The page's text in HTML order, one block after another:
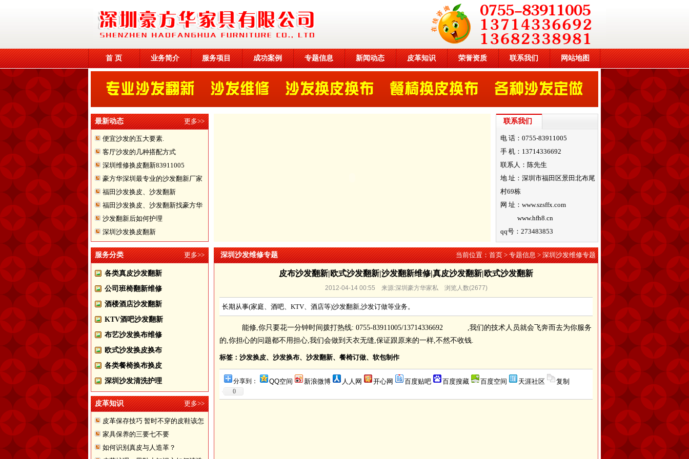
首 页 业务简介 服务项目 成功案例 专题信息 新闻动态 皮革知识 荣誉资质 联系我们 网站地图
最新动态 更多>>
便宜沙发的五大要素.
客厅沙发的几种搭配方式
深圳维修换皮翻新83911005
豪方华深圳最专业的沙发翻新厂家
福田沙发换皮、沙发翻新
福田沙发换皮、沙发翻新找豪方华
来帮您
沙发翻新后如何护理
深圳沙发换皮翻新
联系我们
电 话：0755-83911005
手 机：13714336692
联系人：陈先生
地 址：深圳市福田区景田北布尾
村69栋
网 址：www.szsffx.com
www.hfh8.cn
qq号：273483853
服务分类 更多>>
各类真皮沙发翻新
公司班椅翻新维修
酒楼酒店沙发翻新
KTV酒吧沙发翻新
布艺沙发换布维修
欧式沙发换皮换布
各类餐椅换布换皮
深圳沙发清洗护理
皮革知识 更多>>
皮革保存技巧 暂时不穿的皮鞋该怎
样储存
家具保养的三要七不要
如何识别真皮与人造革？
深圳沙发维修专题 当前位置：首页>专题信息> 深圳沙发维修专题
皮布沙发翻新|欧式沙发翻新|沙发翻新维修|真皮沙发翻新|欧式沙发翻新
2012-04-14 00:55 来源:深圳豪方华家私 浏览人数(2677)
长期从事(家庭、酒吧、KTV、酒店等)沙发翻新,沙发订做等业务。
能修,你只要花一分钟时间拨打热线: 0755-83911005/13714336692 ,我们的技术人员就会飞奔而去为你服务
的,你担心的问题都不用担心,我们会做到天衣无缝,保证跟原来的一样,不然不收钱.
标签：沙发换皮、沙发换布、沙发翻新、餐椅订做、软包制作
分享到： QQ空间 新浪微博 人人网 开心网 百度贴吧 百度搜藏 百度空间 天涯社区 复制
0